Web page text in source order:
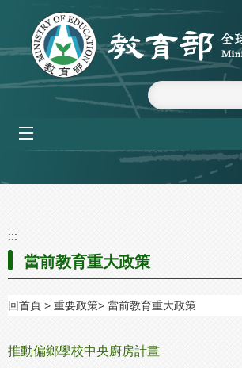
跳到主要內容區塊
:::
當前教育重大政策
回首頁 重要政策 當前教育重大政策
推動偏鄉學校中央廚房計畫